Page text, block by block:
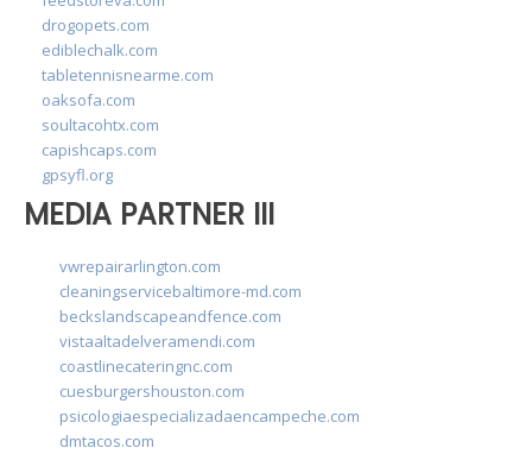
drogopets.com
ediblechalk.com
tabletennisnearme.com
oaksofa.com
soultacohtx.com
capishcaps.com
gpsyfl.org
MEDIA PARTNER III
vwrepairarlington.com
cleaningservicebaltimore-md.com
beckslandscapeandfence.com
vistaaltadelveramendi.com
coastlinecateringnc.com
cuesburgershouston.com
psicologiaespecializadaencampeche.com
dmtacos.com